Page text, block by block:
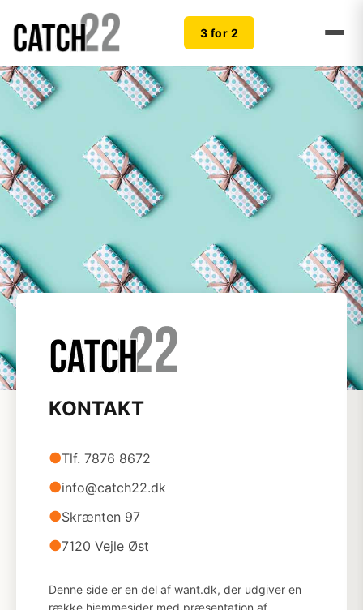
3 for 2
KONTAKT
●Tlf. 7876 8672
●info@catch22.dk
●Skrænten 97
●7120 Vejle Øst
Denne side er en del af want.dk, der udgiver en
række hjemmesider med præsentation af